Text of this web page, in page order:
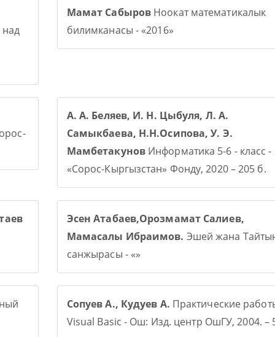
Мамат Сабыров Ноокат математикалык
билимканасы - «2016»
А. А. Беляев, И. Н. Цыбуля, Л. А.
Самыкбаева, Н.Н.Осипова, У. Э.
МамбетакуновИнформатика 5-6 - класс -
«Сорос-Кыргызстан» Фонду, 2020 – 205 б.
Эсен Атабаев,Орозмамат Салиев,
Мамасалы Ибраимов. Эшей жана
санжырасы - «»
Сопуев А., Кудуев А. Практические
Visual Basic - Ош: Изд. центр ОшГУ, 2004. –